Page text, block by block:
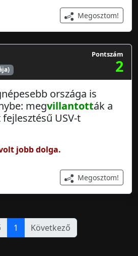
Megosztom!
Pontszám
2
országa is
megvillantották a
USV-t
jobb dolga.
Megosztom!
1 Következő